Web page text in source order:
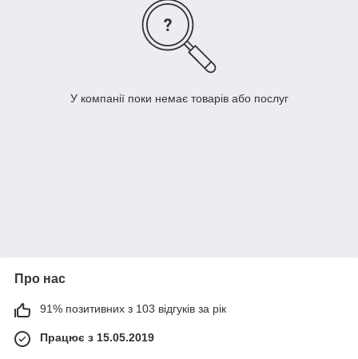
У компанії поки немає товарів або послуг
Про нас
91% позитивних з 103 відгуків за рік
Працює з 15.05.2019